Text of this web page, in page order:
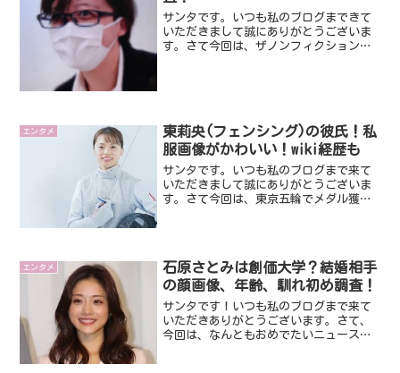
サンタです。いつも私のブログまできて
いただきまして誠にありがとうございま
す。さて今回は、ザノンフィクションに
エンタメ
東莉央(フェンシング)の彼氏！私
服画像がかわいい！wiki経歴も
サンタです。いつも私のブログまで来て
いただきまして誠にありがとうございま
す。さて今回は、東京五輪でメダル獲得
エンタメ
石原さとみは創価大学？結婚相手
の顔画像、年齢、馴れ初め調査！
サンタです！いつも私のブログまで来て
いただきありがとうございます。さて、
今回は、なんともおめでたいニュースで